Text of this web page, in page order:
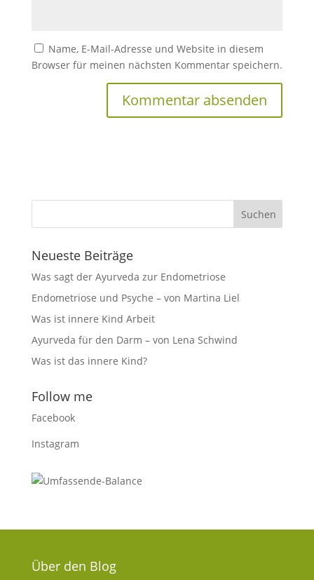
Name, E-Mail-Adresse und Website in diesem
Browser für meinen nächsten Kommentar speichern.
Neueste Beiträge
Was sagt der Ayurveda zur Endometriose
Endometriose und Psyche – von Martina Liel
Was ist innere Kind Arbeit
Ayurveda für den Darm – von Lena Schwind
Was ist das innere Kind?
Follow me
Facebook
Instagram
Über den Blog